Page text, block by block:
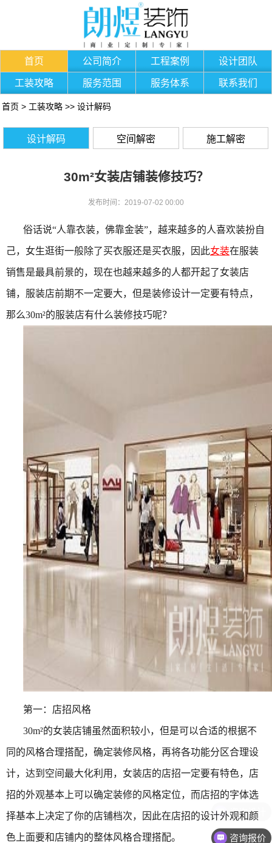
首页 公司简介 工程案例 设计团队
工装攻略 服务范围 服务体系 联系我们
首页 > 工装攻略 >> 设计解码
设计解码 空间解密 施工解密
30m²女装店铺装修技巧？
发布时间：2019-07-02 00:00
俗话说“人靠衣装，佛靠金装”，越来越多的人喜欢装扮自
己，女生逛街一般除了买衣服还是买衣服，因此女装在服装
销售是最具前景的，现在也越来越多的人都开起了女装店
铺，服装店前期不一定要大，但是装修设计一定要有特点，
那么30m²的服装店有什么装修技巧呢？
第一：店招风格
30m²的女装店铺虽然面积较小，但是可以合适的根据不
同的风格合理搭配，确定装修风格，再将各功能分区合理设
计，达到空间最大化利用，女装店的店招一定要有特色，店
招的外观基本上可以确定装修的风格定位，而店招的字体选
择基本上决定了你的店铺档次，因此在店招的设计外观和颜
色上面要和店铺内的整体风格合理搭配。 咨询报价